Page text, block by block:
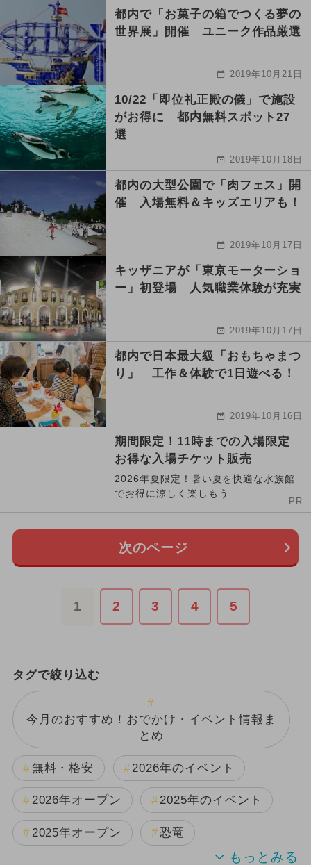
都内で「お菓子の箱でつくる夢の
世界展」開催 ユニーク作品厳選
2019年10月21日
10/22「即位礼正殿の儀」で施設
がお得に 都内無料スポット27
選
2019年10月18日
都内の大型公園で「肉フェス」開
催 入場無料＆キッズエリアも！
2019年10月17日
キッザニアが「東京モーターショ
ー」初登場 人気職業体験が充実
2019年10月17日
都内で日本最大級「おもちゃまつ
り」 工作＆体験で1日遊べる！
2019年10月16日
期間限定！11時までの入場限定
お得な入場チケット販売
2026年夏限定！暑い夏を快適な水族館
でお得に涼しく楽しもう
PR
次のページ
1 2 3 4 5
タグで絞り込む
今月のおすすめ！おでかけ・イベント情報ま
とめ
無料・格安 2026年のイベント
2026年オープン 2025年のイベント
2025年オープン 恐竜